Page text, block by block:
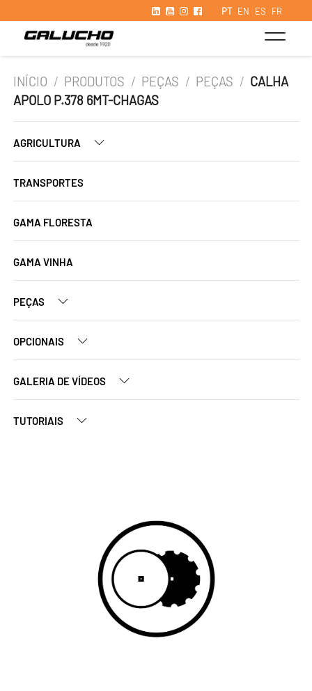
PT EN ES FR
INÍCIO / PRODUTOS / PEÇAS / PEÇAS / CALHA
APOLO P.378 6MT-CHAGAS
AGRICULTURA
TRANSPORTES
GAMA FLORESTA
GAMA VINHA
PEÇAS
OPCIONAIS
GALERIA DE VÍDEOS
TUTORIAIS